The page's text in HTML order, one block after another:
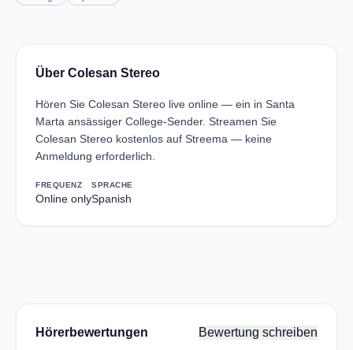
Über Colesan Stereo
Hören Sie Colesan Stereo live online — ein in Santa
Marta ansässiger College-Sender. Streamen Sie
Colesan Stereo kostenlos auf Streema — keine
Anmeldung erforderlich.
FREQUENZ
Online only
SPRACHE
Spanish
Hörerbewertungen Bewertung schreiben